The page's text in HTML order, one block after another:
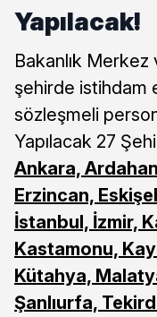
Yapılacak!
Bakanlık Merkez
şehirde istihdam
sözleşmeli
Yapılacak 27
Ankara,
Erzincan,
İstanbul, İzmir,
Kastamonu,
Kütahya,
Şanlıurfa,